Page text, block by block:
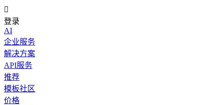

登录
AI
企业服务
解决方案
API服务
推荐
模板社区
价格